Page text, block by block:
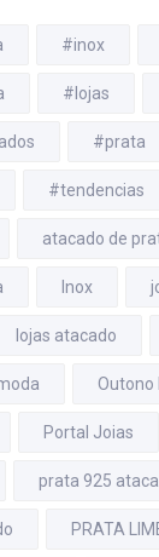
#inox
#lojas
#prata
#tendencias
atacado de
Inox
lojas atacado
Outono
Portal Joias
prata 925
PRATA